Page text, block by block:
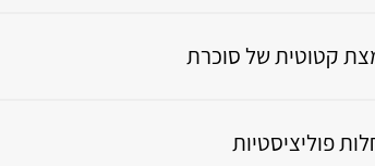
קטוטית של סוכרת
פוליציסטיות